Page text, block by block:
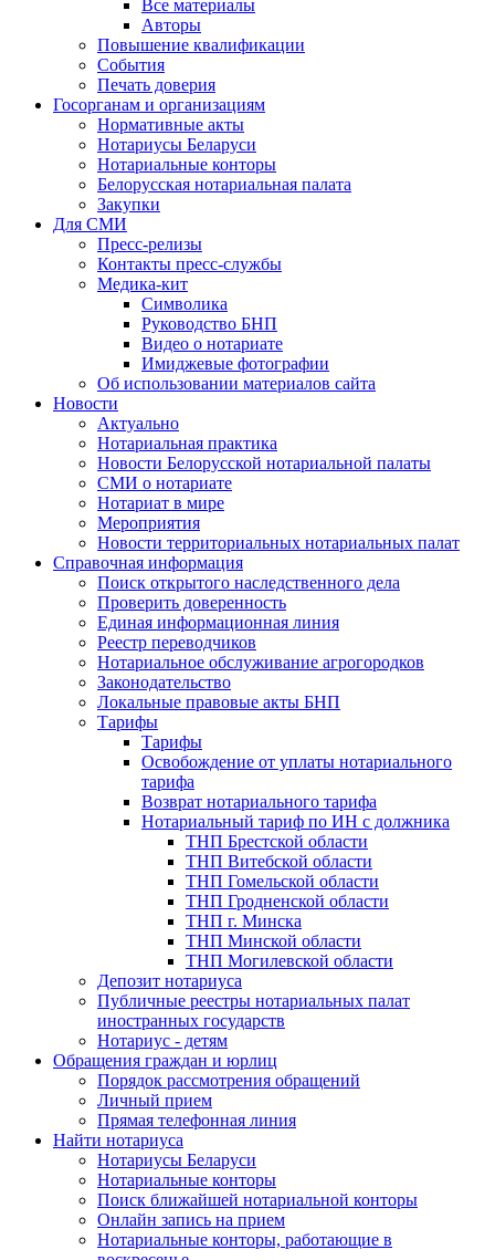
Все материалы
Авторы
Повышение квалификации
События
Печать доверия
Госорганам и организациям
Нормативные акты
Нотариусы Беларуси
Нотариальные конторы
Белорусская нотариальная палата
Закупки
Для СМИ
Пресс-релизы
Контакты пресс-службы
Медика-кит
Символика
Руководство БНП
Видео о нотариате
Имиджевые фотографии
Об использовании материалов сайта
Новости
Актуально
Нотариальная практика
Новости Белорусской нотариальной палаты
СМИ о нотариате
Нотариат в мире
Мероприятия
Новости территориальных нотариальных палат
Справочная информация
Поиск открытого наследственного дела
Проверить доверенность
Единая информационная линия
Реестр переводчиков
Нотариальное обслуживание агрогородков
Законодательство
Локальные правовые акты БНП
Тарифы
Тарифы
Освобождение от уплаты нотариального
тарифа
Возврат нотариального тарифа
Нотариальный тариф по ИН с должника
ТНП Брестской области
ТНП Витебской области
ТНП Гомельской области
ТНП Гродненской области
ТНП г. Минска
ТНП Минской области
ТНП Могилевской области
Депозит нотариуса
Публичные реестры нотариальных палат
иностранных государств
Нотариус - детям
Обращения граждан и юрлиц
Порядок рассмотрения обращений
Личный прием
Прямая телефонная линия
Найти нотариуса
Нотариусы Беларуси
Нотариальные конторы
Поиск ближайшей нотариальной конторы
Онлайн запись на прием
Нотариальные конторы, работающие в